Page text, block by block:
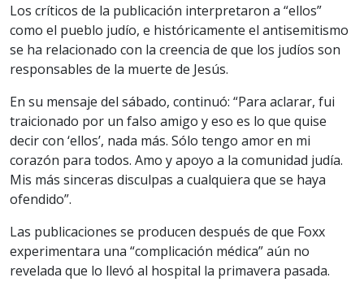
Los críticos de la publicación interpretaron a “ellos”
como el pueblo judío, e históricamente el antisemitismo
se ha relacionado con la creencia de que los judíos son
responsables de la muerte de Jesús.
En su mensaje del sábado, continuó: “Para aclarar, fui
traicionado por un falso amigo y eso es lo que quise
decir con ‘ellos’, nada más. Sólo tengo amor en mi
corazón para todos. Amo y apoyo a la comunidad judía.
Mis más sinceras disculpas a cualquiera que se haya
ofendido”.
Las publicaciones se producen después de que Foxx
experimentara una “complicación médica” aún no
revelada que lo llevó al hospital la primavera pasada.